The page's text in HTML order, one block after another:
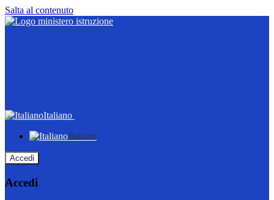
Salta al contenuto
Italiano
Italiano
Accedi
Accedi